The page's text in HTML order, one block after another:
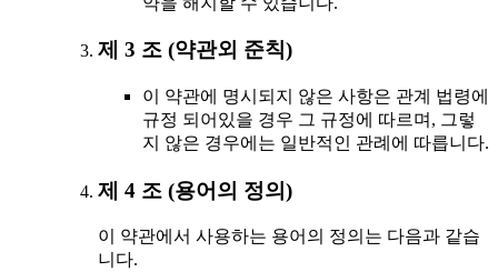
제 3 조 (약관외 준칙)
이 약관에 명시되지 않은 사항은 관계 법령에
규정 되어있을 경우 그 규정에 따르며, 그렇
지 않은 경우에는 일반적인 관례에 따릅니다.
제 4 조 (용어의 정의)
이 약관에서 사용하는 용어의 정의는 다음과 같습
니다.